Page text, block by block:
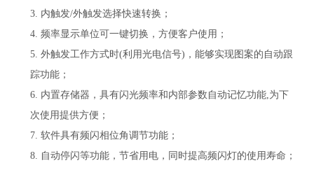
3. 内触发/外触发选择快速转换；
4.频率显示单位可一键切换，方便客户使用；
5.外触发工作方式时(利用光电信号)，能够实现图案的自动跟
踪功能；
6. 内置存储器，具有闪光频率和内部参数自动记忆功能,为下
次使用提供方便；
7.软件具有频闪相位角调节功能；
8. 自动停闪等功能，节省用电，同时提高频闪灯的使用寿命；